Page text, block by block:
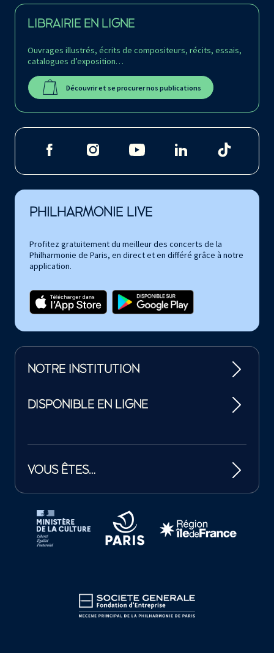
LIBRAIRIE EN LIGNE
Ouvrages illustrés, écrits de compositeurs, récits, essais,
catalogues d’exposition…
Découvrir et se procurer nos publications
PHILHARMONIE LIVE
Profitez gratuitement du meilleur des concerts de la
Philharmonie de Paris, en direct et en différé grâce à notre
application.
NOTRE INSTITUTION
DISPONIBLE EN LIGNE
VOUS ÊTES…
Tutelles et mécènes de la Philharmonie de Paris